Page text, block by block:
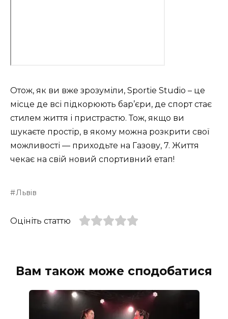
Отож, як ви вже зрозуміли, Sportie Studio – це
місце де всі підкорюють бар’єри, де спорт стає
стилем життя і пристрастю. Тож, якщо ви
шукаєте простір, в якому можна розкрити свої
можливості — приходьте на Газову, 7. Життя
чекає на свій новий спортивний етап!
Львів
Оцініть статтю
Вам також може сподобатися